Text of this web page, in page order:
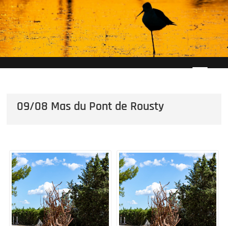
Skip
to
content
09/08 Mas du Pont de Rousty